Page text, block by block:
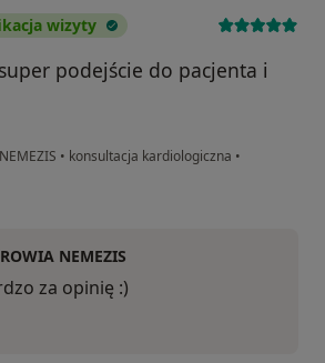
wizyty
podejście do pacjenta i
• konsultacja kardiologiczna •
NEMEZIS
za opinię :)